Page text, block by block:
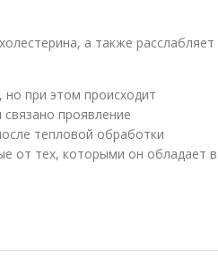
а также расслабляет
при этом происходит
проявление
тепловой обработки
от тех, которыми он обладает в